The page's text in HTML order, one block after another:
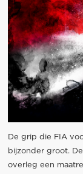
De grip die FIA
bijzonder groot.
overleg een